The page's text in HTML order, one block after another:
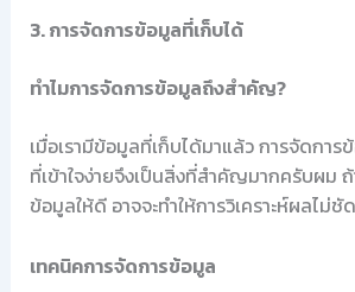
3. การจัดการข้อมูลที่เก็บได้
ทำไมการจัดการข้อมูลถึงสำคัญ?
เมื่อเรามีข้อมูลที่เก็บได้มาแล้ว การจัดการ
ที่เข้าใจง่ายจึงเป็นสิ่งที่สำคัญมากครับผม ถ้
ข้อมูลให้ดี อาจจะทำให้การวิเคราะห์ผลไม่ชั
เทคนิคการจัดการข้อมูล